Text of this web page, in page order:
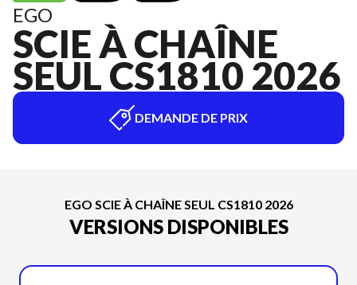
EGO
SCIE À CHAÎNE
SEUL CS1810 2026
DEMANDE DE PRIX
EGO SCIE À CHAÎNE SEUL CS1810 2026
VERSIONS DISPONIBLES